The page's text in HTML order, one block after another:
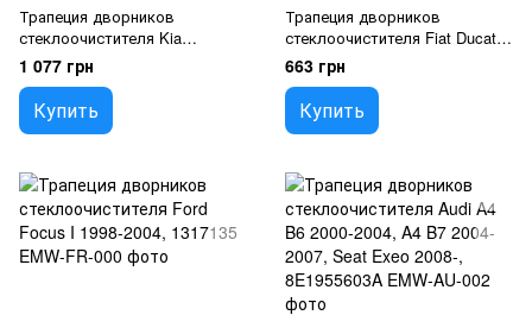
Трапеция дворников
стеклоочистителя Kia
Sportage 2004-, 98120-1F000,
Emw-KA-002
1 077 грн
Купить
Трапеция дворников
стеклоочистителя Fiat Ducato
2006-,Citroen Jumper
2006-,Peugeot Boxer 2006-,
1363338080, Emw-FT-001
663 грн
Купить